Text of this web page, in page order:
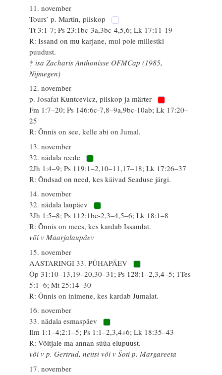
11. november
Tours’ p. Martin, piiskop
Tt 3:1-7; Ps 23:1bc-3a,3bc-4,5,6; Lk 17:11-19
R: Issand on mu karjane, mul pole millestki
puudust.
† isa Zacharis Anthonisse OFMCap (1985,
Nijmegen)
12. november
p. Josafat Kuntcevicz, piiskop ja märter
Fm 1:7–20; Ps 146:6c-7,8–9a,9bc-10ab; Lk 17:20–
25
R: Õnnis on see, kelle abi on Jumal.
13. november
32. nädala reede
2Jh 1:4–9; Ps 119:1–2,10–11,17–18; Lk 17:26–37
R: Õndsad on need, kes käivad Seaduse järgi.
14. november
32. nädala laupäev
3Jh 1:5–8; Ps 112:1bc-2,3–4,5–6; Lk 18:1–8
R: Õnnis on mees, kes kardab Issandat.
või v Maarjalaupäev
15. november
AASTARINGI 33. PÜHAPÄEV
Õp 31:10–13,19–20,30–31; Ps 128:1–2,3,4–5; 1Tes
5:1–6; Mt 25:14–30
R: Õnnis on inimene, kes kardab Jumalat.
16. november
33. nädala esmaspäev
Ilm 1:1–4;2:1–5; Ps 1:1–2,3,4+6; Lk 18:35–43
R: Võitjale ma annan süüa elupuust.
või v p. Gertrud, neitsi või v Šoti p. Margareeta
17. november